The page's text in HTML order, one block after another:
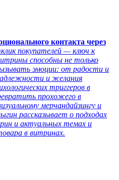
контакта через
покупателей — ключ к
способны не только
эмоции: от радости и
и желания
триггеров в
прохожего в
мерчандайзингу и
рассказывает о подходах
и актуальных темах и
в витринах.